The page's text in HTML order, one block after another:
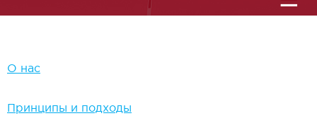
О нас
Принципы и подходы